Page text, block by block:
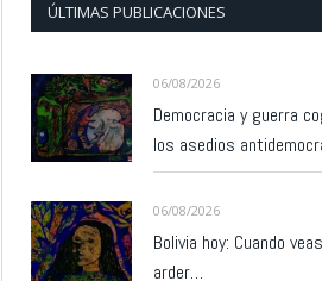
ÚLTIMAS PUBLICACIONES
06/08/2026
Democracia y guerra
los asedios
06/08/2026
Bolivia hoy: Cuando
arder…